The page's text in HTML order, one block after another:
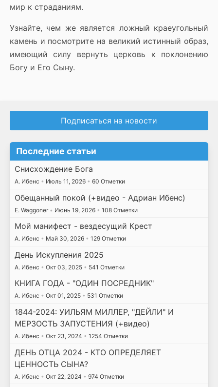
мир к страданиям.
Узнайте, чем же является ложный краеугольный
камень и посмотрите на великий истинный образ,
имеющий силу вернуть церковь к поклонению
Богу и Его Сыну.
Подписаться на новости
Последние статьи
Снисхождение Бога
А. Ибенс • Июль 11, 2026 • 60 Отметки
Обещанный покой (+видео - Адриан Ибенс)
E. Waggoner • Июнь 19, 2026 • 108 Отметки
Мой манифест - вездесущий Крест
А. Ибенс • Май 30, 2026 • 129 Отметки
День Искупления 2025
А. Ибенс • Окт 03, 2025 • 541 Отметки
КНИГА ГОДА - "ОДИН ПОСРЕДНИК"
А. Ибенс • Окт 01, 2025 • 531 Отметки
1844-2024: УИЛЬЯМ МИЛЛЕР, "ДЕЙЛИ" И
МЕРЗОСТЬ ЗАПУСТЕНИЯ (+видео)
А. Ибенс • Окт 23, 2024 • 1254 Отметки
ДЕНЬ ОТЦА 2024 - КТО ОПРЕДЕЛЯЕТ
ЦЕННОСТЬ СЫНА?
А. Ибенс • Окт 22, 2024 • 974 Отметки